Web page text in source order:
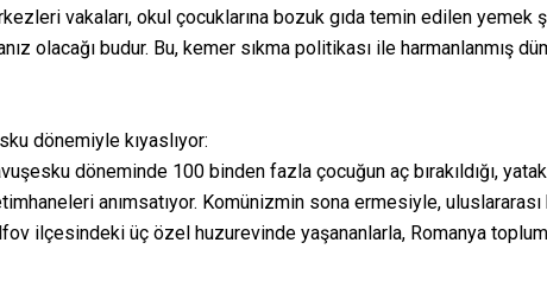
vakaları, okul çocuklarına bozuk gıda temin edilen yemek
olacağı budur. Bu, kemer sıkma politikası ile harmanlanmış
dönemiyle kıyaslıyor:
döneminde 100 binden fazla çocuğun aç bırakıldığı,
anımsatıyor. Komünizmin sona ermesiyle, uluslararası
ilçesindeki üç özel huzurevinde yaşananlarla, Romanya